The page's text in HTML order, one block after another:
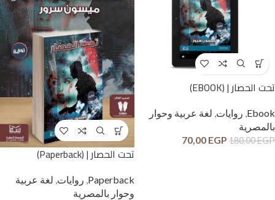
تحت الحصار | (EBOOK)
Ebook
, روايات, لغة عربية وحوار
بالمصرية
180,00EGP
70,00 EGP
تحت الحصار | (Paperback)
Paperback
, روايات, لغة عربية
وحوار بالمصرية